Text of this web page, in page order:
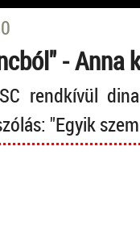
- Anna
rendkívül
"Egyik